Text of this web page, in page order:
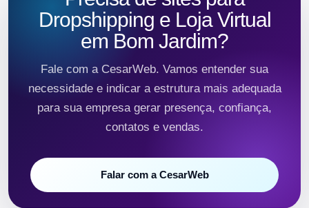
Dropshipping e Loja Virtual
em Bom Jardim?
Fale com a CesarWeb. Vamos entender sua
necessidade e indicar a estrutura mais adequada
para sua empresa gerar presença, confiança,
contatos e vendas.
Falar com a CesarWeb